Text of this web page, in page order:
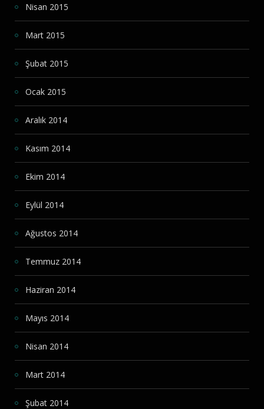
Nisan 2015
Mart 2015
Şubat 2015
Ocak 2015
Aralık 2014
Kasım 2014
Ekim 2014
Eylül 2014
Ağustos 2014
Temmuz 2014
Haziran 2014
Mayıs 2014
Nisan 2014
Mart 2014
Şubat 2014